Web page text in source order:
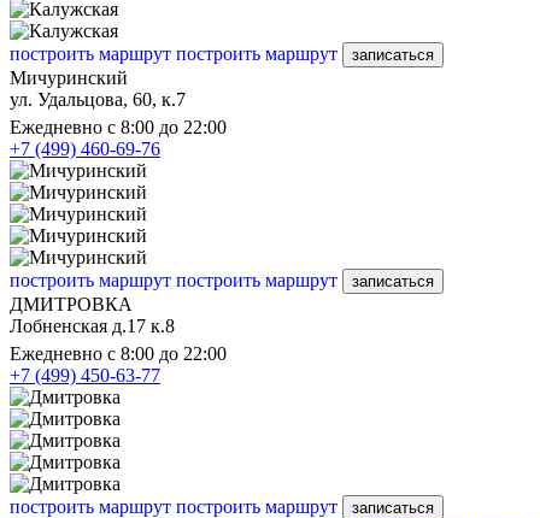
построить маршрут построить маршрут записаться
Мичуринский
ул. Удальцова, 60, к.7
Ежедневно с 8:00 до 22:00
+7 (499) 460-69-76
построить маршрут построить маршрут записаться
ДМИТРОВКА
Лобненская д.17 к.8
Ежедневно с 8:00 до 22:00
+7 (499) 450-63-77
построить маршрут построить маршрут записаться